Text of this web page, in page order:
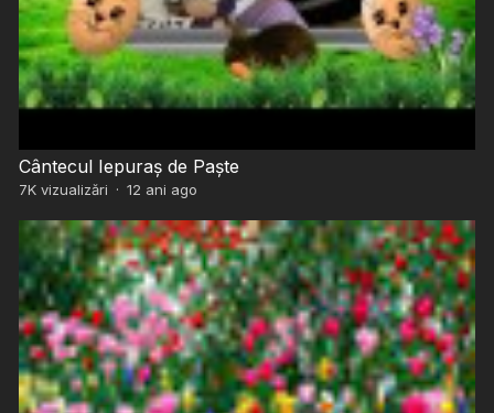
Cântecul Iepuraș de Paște
7Kvizualizări · 12 ani ago